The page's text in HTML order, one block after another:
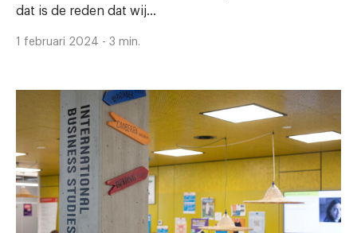
dat is de reden dat wij...
1 februari 2024 - 3 min.